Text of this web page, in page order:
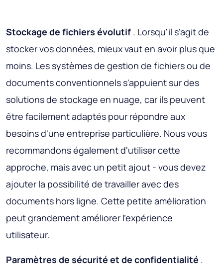
Stockage de fichiers évolutif . Lorsqu'il s'agit de
stocker vos données, mieux vaut en avoir plus que
moins. Les systèmes de gestion de fichiers ou de
documents conventionnels s'appuient sur des
solutions de stockage en nuage, car ils peuvent
être facilement adaptés pour répondre aux
besoins d'une entreprise particulière. Nous vous
recommandons également d'utiliser cette
approche, mais avec un petit ajout - vous devez
ajouter la possibilité de travailler avec des
documents hors ligne. Cette petite amélioration
peut grandement améliorer l'expérience
utilisateur.
Paramètres de sécurité et de confidentialité .